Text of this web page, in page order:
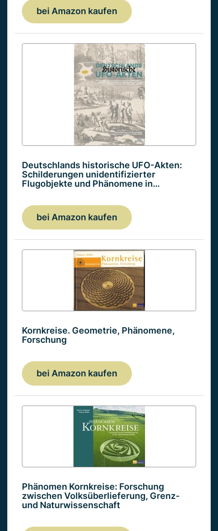
bei Amazon kaufen
Deutschlands historische UFO-Akten:
Schilderungen unidentifizierter
Flugobjekte und Phänomene in…
bei Amazon kaufen
Kornkreise. Geometrie, Phänomene,
Forschung
bei Amazon kaufen
Phänomen Kornkreise: Forschung
zwischen Volksüberlieferung, Grenz-
und Naturwissenschaft